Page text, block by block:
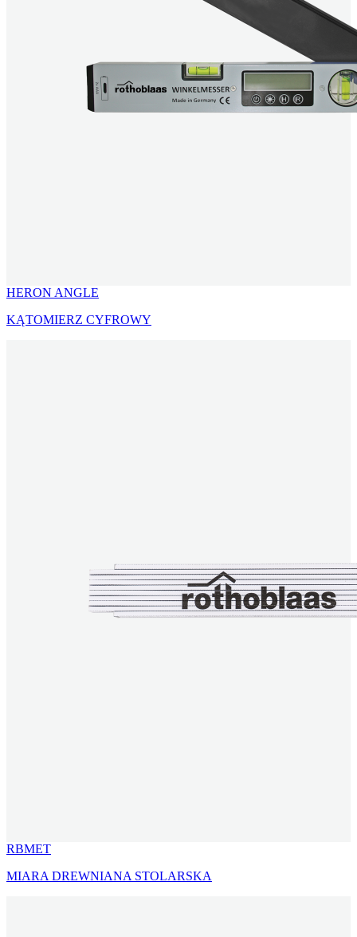
HERON ANGLE
KĄTOMIERZ CYFROWY
RBMET
MIARA DREWNIANA STOLARSKA